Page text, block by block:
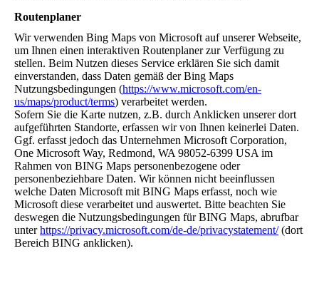
Routenplaner
Wir verwenden Bing Maps von Microsoft auf unserer Webseite,
um Ihnen einen interaktiven Routenplaner zur Verfügung zu
stellen. Beim Nutzen dieses Service erklären Sie sich damit
einverstanden, dass Daten gemäß der Bing Maps
Nutzungsbedingungen (https://www.microsoft.com/en-
us/maps/product/terms) verarbeitet werden.
Sofern Sie die Karte nutzen, z.B. durch Anklicken unserer dort
aufgeführten Standorte, erfassen wir von Ihnen keinerlei Daten.
Ggf. erfasst jedoch das Unternehmen Microsoft Corporation,
One Microsoft Way, Redmond, WA 98052-6399 USA im
Rahmen von BING Maps personenbezogene oder
personenbeziehbare Daten. Wir können nicht beeinflussen
welche Daten Microsoft mit BING Maps erfasst, noch wie
Microsoft diese verarbeitet und auswertet. Bitte beachten Sie
deswegen die Nutzungsbedingungen für BING Maps, abrufbar
unterhttps://privacy.microsoft.com/de-de/privacystatement/(dort
Bereich BING anklicken).